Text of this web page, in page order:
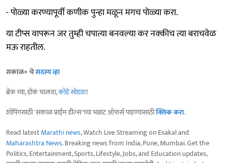
- पोळ्या करण्यापूर्वी कणीक पुन्हा मळून मगच पोळ्या करा.
या टीप्स वापरून जर तुम्ही चपात्या बनवल्या कर नक्कीच त्या बराचवेळ
मऊ राहतील.
सकाळ+ चेसदस्य व्हा
ब्रेक घ्या, डोकं चालवा,कोडे सोडवा!
शॉपिंगसाठी 'सकाळ प्राईम डील्स'च्या भन्नाट ऑफर्स पाहण्यासाठीक्लिक करा.
Read latestMarathi news, Watch Live Streaming on Esakal and
Maharashtra News. Breaking news from India, Pune, Mumbai. Get the
Politics, Entertainment, Sports, Lifestyle, Jobs, and Education updates,